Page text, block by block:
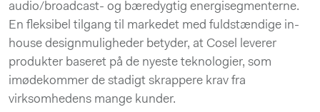
audio/broadcast- og bæredygtig energisegmenterne.
En fleksibel tilgang til markedet med fuldstændige in-
house designmuligheder betyder, at Cosel leverer
produkter baseret på de nyeste teknologier, som
imødekommer de stadigt skrappere krav fra
virksomhedens mange kunder.